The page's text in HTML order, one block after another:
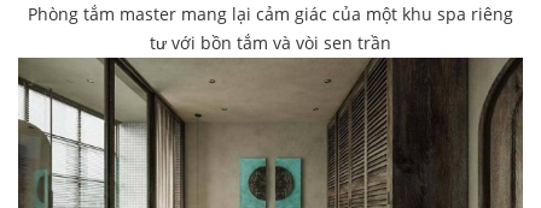
Phòng tắm master mang lại cảm giác của một khu spa riêng
tư với bồn tắm và vòi sen trần